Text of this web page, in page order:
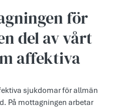
för
del av vårt
affektiva
sjukdomar för allmän
På mottagningen arbetar